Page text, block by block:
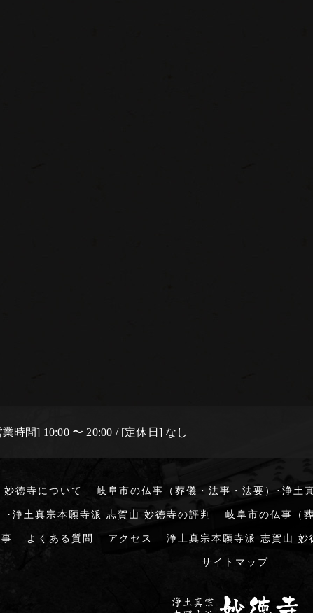
業時間] 10:00 〜 20:00 / [定休日] なし
妙徳寺について 岐阜市の仏事（葬儀・法事・法要）･浄土
浄土真宗本願寺派 志賀山 妙徳寺の評判 岐阜市の仏事（
よくある質問 アクセス 浄土真宗本願寺派 志賀山 妙
サイトマップ